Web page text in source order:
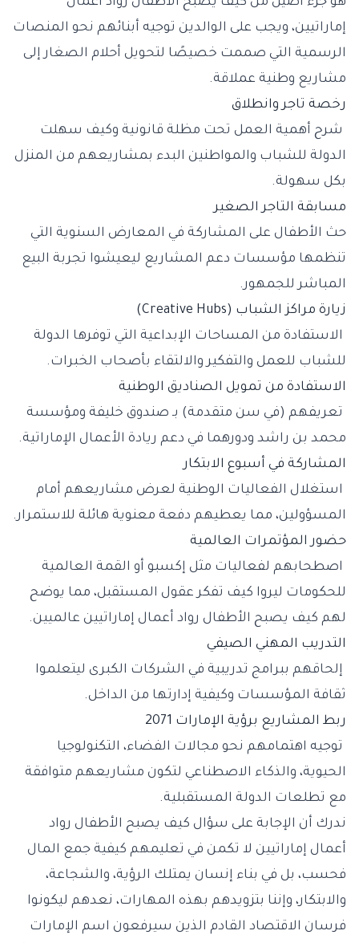
إماراتيين، ويجب على الوالدين توجيه أبنائهم نحو المنصات
الرسمية التي صممت خصيصًا لتحويل أحلام الصغار إلى
مشاريع وطنية عملاقة.
رخصة تاجر وانطلاق
شرح أهمية العمل تحت مظلة قانونية وكيف سهلت
الدولة للشباب والمواطنين البدء بمشاريعهم من المنزل
بكل سهولة.
مسابقة التاجر الصغير
حث الأطفال على المشاركة في المعارض السنوية التي
تنظمها مؤسسات دعم المشاريع ليعيشوا تجربة البيع
المباشر للجمهور.
زيارة مراكز الشباب (Creative Hubs)
الاستفادة من المساحات الإبداعية التي توفرها الدولة
للشباب للعمل والتفكير والالتقاء بأصحاب الخبرات.
الاستفادة من تمويل الصناديق الوطنية
تعريفهم (في سن متقدمة) بـ صندوق خليفة ومؤسسة
محمد بن راشد ودورهما في دعم ريادة الأعمال الإماراتية.
المشاركة في أسبوع الابتكار
استغلال الفعاليات الوطنية لعرض مشاريعهم أمام
المسؤولين، مما يعطيهم دفعة معنوية هائلة للاستمرار.
حضور المؤتمرات العالمية
اصطحابهم لفعاليات مثل إكسبو أو القمة العالمية
للحكومات ليروا كيف تفكر عقول المستقبل، مما يوضح
لهم كيف يصبح الأطفال رواد أعمال إماراتيين عالميين.
التدريب المهني الصيفي
إلحاقهم ببرامج تدريبية في الشركات الكبرى ليتعلموا
ثقافة المؤسسات وكيفية إدارتها من الداخل.
ربط المشاريع برؤية الإمارات 2071
توجيه اهتمامهم نحو مجالات الفضاء، التكنولوجيا
الحيوية، والذكاء الاصطناعي لتكون مشاريعهم متوافقة
مع تطلعات الدولة المستقبلية.
ندرك أن الإجابة على سؤال كيف يصبح الأطفال رواد
أعمال إماراتيين لا تكمن في تعليمهم كيفية جمع المال
فحسب، بل في بناء إنسان يمتلك الرؤية، والشجاعة،
والابتكار، وإننا بتزويدهم بهذه المهارات، نعدهم ليكونوا
فرسان الاقتصاد القادم الذين سيرفعون اسم الإمارات